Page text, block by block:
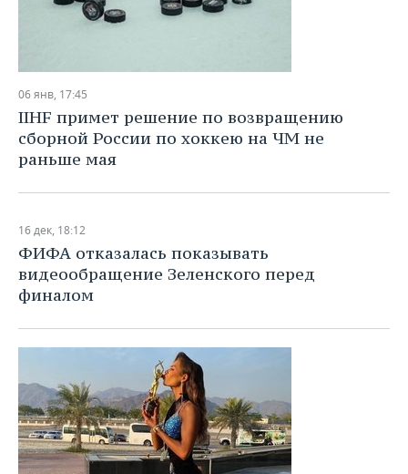
06 янв, 17:45
IIHF примет решение по возвращению
сборной России по хоккею на ЧМ не
раньше мая
16 дек, 18:12
ФИФА отказалась показывать
видеообращение Зеленского перед
финалом